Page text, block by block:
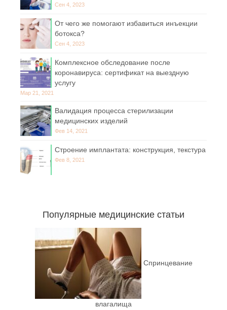
Сен 4, 2023
От чего же помогают избавиться инъекции
ботокса?
Сен 4, 2023
Комплексное обследование после
коронавируса: сертификат на выездную
услугу
Мар 21, 2021
Валидация процесса стерилизации
медицинских изделий
Фев 14, 2021
Строение имплантата: конструкция, текстура
Фев 8, 2021
Популярные медицинские статьи
Спринцевание
влагалища